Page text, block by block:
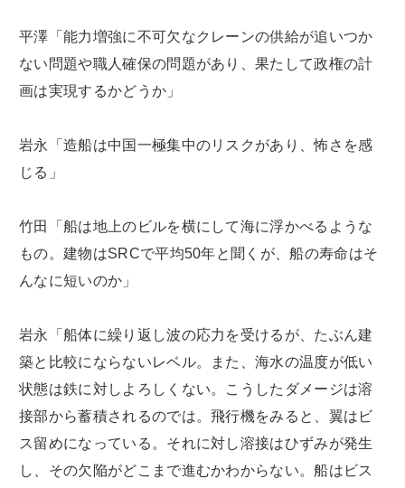
平澤「能力増強に不可欠なクレーンの供給が追いつか
ない問題や職人確保の問題があり、果たして政権の計
画は実現するかどうか」
岩永「造船は中国一極集中のリスクがあり、怖さを感
じる」
竹田「船は地上のビルを横にして海に浮かべるような
もの。建物はSRCで平均50年と聞くが、船の寿命はそ
んなに短いのか」
岩永「船体に繰り返し波の応力を受けるが、たぶん建
築と比較にならないレベル。また、海水の温度が低い
状態は鉄に対しよろしくない。こうしたダメージは溶
接部から蓄積されるのでは。飛行機をみると、翼はビ
ス留めになっている。それに対し溶接はひずみが発生
し、その欠陥がどこまで進むかわからない。船はビス